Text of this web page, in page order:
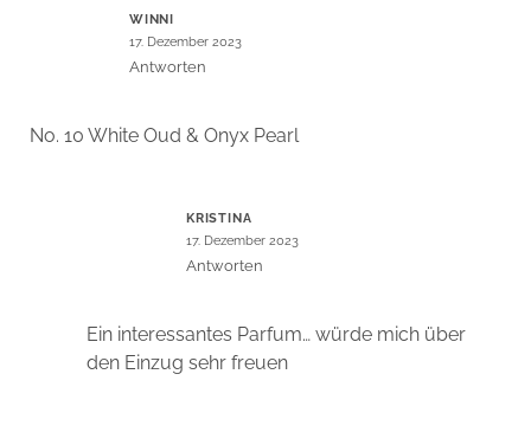
WINNI
17. Dezember 2023
Antworten
No. 10 White Oud & Onyx Pearl
KRISTINA
17. Dezember 2023
Antworten
Ein interessantes Parfum… würde mich über
den Einzug sehr freuen